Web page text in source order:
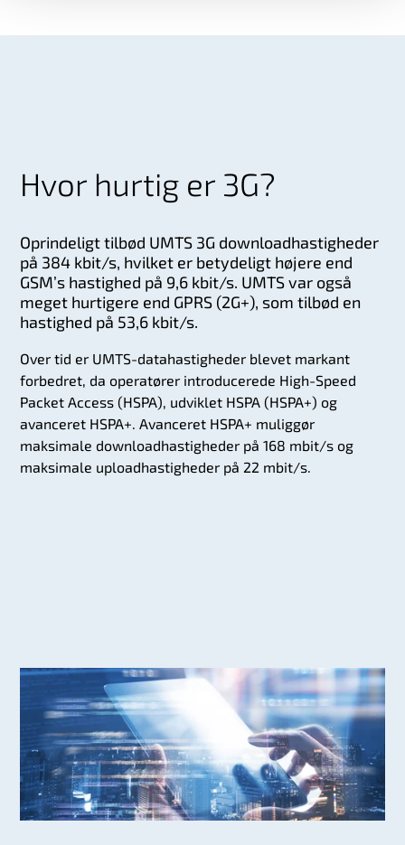
Hvor hurtig er 3G?
Oprindeligt tilbød UMTS 3G downloadhastigheder
på 384 kbit/s, hvilket er betydeligt højere end
GSM’s hastighed på 9,6 kbit/s. UMTS var også
meget hurtigere end GPRS (2G+), som tilbød en
hastighed på 53,6 kbit/s.
Over tid er UMTS-datahastigheder blevet markant
forbedret, da operatører introducerede High-Speed
Packet Access (HSPA), udviklet HSPA (HSPA+) og
avanceret HSPA+. Avanceret HSPA+ muliggør
maksimale downloadhastigheder på 168 mbit/s og
maksimale uploadhastigheder på 22 mbit/s.